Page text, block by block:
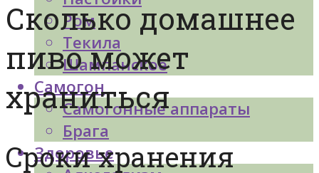
Ром
Текила
Шампанское
Самогон
Самогонные аппараты
Брага
Здоровье
Сколько домашнее
пиво может
храниться
Сроки хранения